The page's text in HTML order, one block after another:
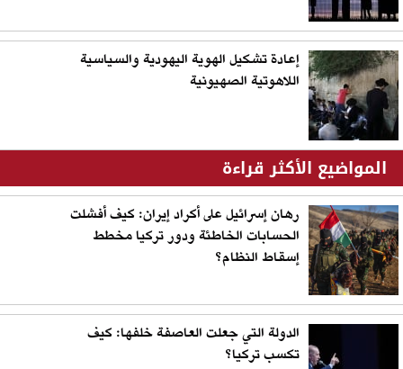
إعادة تشكيل الهوية اليهودية والسياسية
اللاهوتية الصهيونية
المواضيع الأكثر قراءة
رهان إسرائيل على أكراد إيران: كيف أفشلت
الحسابات الخاطئة ودور تركيا مخطط
إسقاط النظام؟
الدولة التي جعلت العاصفة خلفها: كيف
تكسب تركيا؟